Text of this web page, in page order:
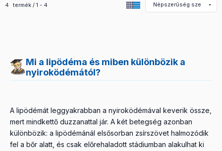
Összes termék a kategóriában
4 termék 1 4
Mi a lipödéma és miben különbözik a
nyiroködémától?
A lipödémát leggyakrabban a nyiroködémával keverik össze,
mert mindkettő duzzanattal jár. A két betegség azonban
különbözik: a lipödémánál elsősorban zsírszövet halmozódik
fel a bőr alatt, és csak előrehaladott stádiumban alakulhat ki